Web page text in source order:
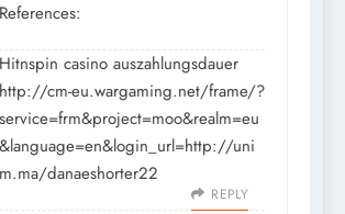
References:
Hitnspin casino auszahlungsdauer
http://cm-eu.wargaming.net/frame/?
service=frm&project=moo&realm=eu
&language=en&login_url=http://uni
m.ma/danaeshorter22
REPLY